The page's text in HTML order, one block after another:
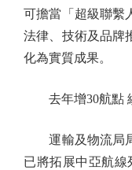
可擔當「超級聯繫
法律、技術及品牌
化為實質成果。
去年增30航點
運輸及物流局局
已將拓展中亞航線